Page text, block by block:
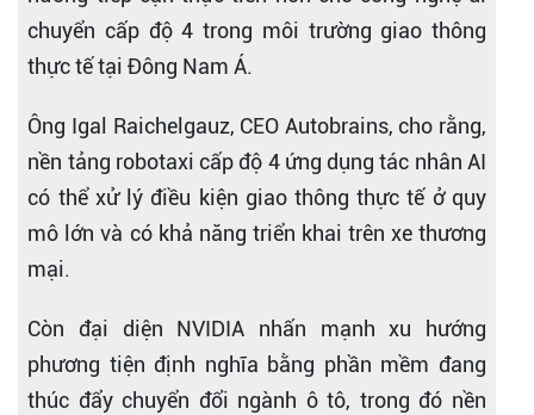
chuyển cấp độ 4 trong môi trường giao thông
thực tế tại Đông Nam Á.
Ông Igal Raichelgauz, CEO Autobrains, cho rằng,
nền tảng robotaxi cấp độ 4 ứng dụng tác nhân AI
có thể xử lý điều kiện giao thông thực tế ở quy
mô lớn và có khả năng triển khai trên xe thương
mại.
Còn đại diện NVIDIA nhấn mạnh xu hướng
phương tiện định nghĩa bằng phần mềm đang
thúc đẩy chuyển đổi ngành ô tô, trong đó nền